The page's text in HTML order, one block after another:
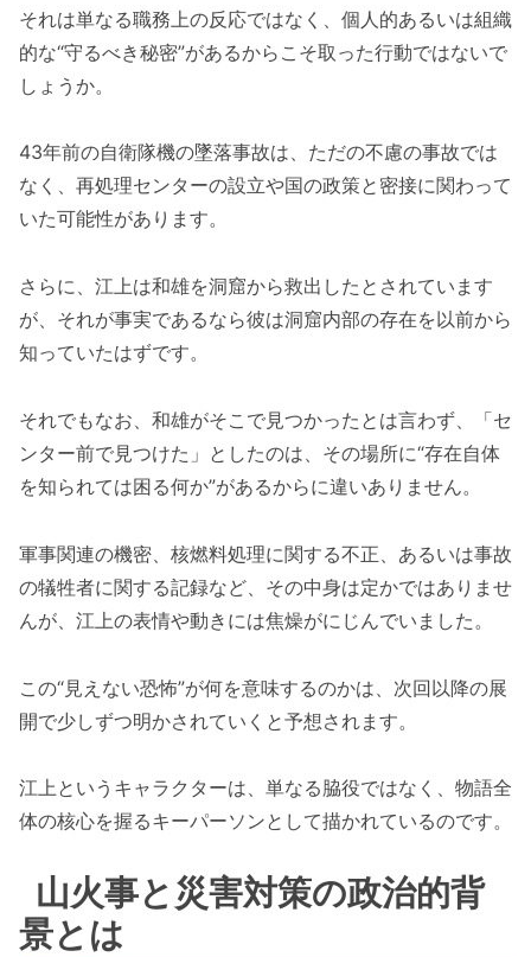
それは単なる職務上の反応ではなく、個人的あるいは組織
的な“守るべき秘密”があるからこそ取った行動ではないで
しょうか。
43年前の自衛隊機の墜落事故は、ただの不慮の事故では
なく、再処理センターの設立や国の政策と密接に関わって
いた可能性があります。
さらに、江上は和雄を洞窟から救出したとされています
が、それが事実であるなら彼は洞窟内部の存在を以前から
知っていたはずです。
それでもなお、和雄がそこで見つかったとは言わず、「セ
ンター前で見つけた」としたのは、その場所に“存在自体
を知られては困る何か”があるからに違いありません。
軍事関連の機密、核燃料処理に関する不正、あるいは事故
の犠牲者に関する記録など、その中身は定かではありませ
んが、江上の表情や動きには焦燥がにじんでいました。
この“見えない恐怖”が何を意味するのかは、次回以降の展
開で少しずつ明かされていくと予想されます。
江上というキャラクターは、単なる脇役ではなく、物語全
体の核心を握るキーパーソンとして描かれているのです。
山火事と災害対策の政治的背
景とは